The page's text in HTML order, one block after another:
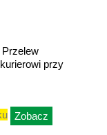
Przelew
przy
Zobacz